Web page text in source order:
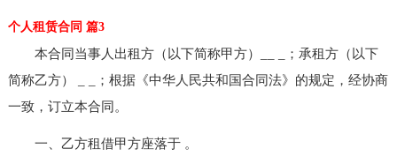
个人租赁合同 篇3
本合同当事人出租方（以下简称甲方）__ _；承租方（以下
简称乙方） _ _；根据《中华人民共和国合同法》的规定，经协商
一致，订立本合同。
一、乙方租借甲方座落于 。